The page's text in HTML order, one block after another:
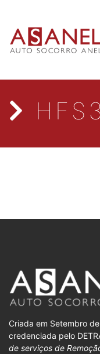
Criada em Setembro
credenciada pelo
de serviços de